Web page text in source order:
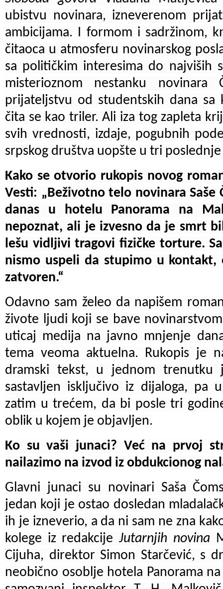
ubistvu novinara, izneverenom
ambicijama. I formom i sadržinom,
čitaoca u atmosferu novinarskog
sa političkim interesima do najviših
misterioznom nestanku novinara
prijateljstvu od studentskih dana sa
čita se kao triler. Ali iza tog zapleta
svih vrednosti, izdaje, pogubnih
srpskog društva uopšte u tri
Kako se otvorio rukopis novog
Vesti: „Beživotno telo novinara Saše
danas u hotelu Panorama na
nepoznat, ali je izvesno da je smrt
lešu vidljivi tragovi fizičke torture.
nismo uspeli da stupimo u
zatvoren.“
Odavno sam želeo da napišem
živote ljudi koji se bave
uticaj medija na javno mnjenje
tema veoma aktuelna. Rukopis je
dramski tekst, u jednom trenutku
sastavljen isključivo iz dijaloga, pa
zatim u trećem, da bi posle tri
oblik u kojem je objavljen.
Ko su vaši junaci? Već na prvoj
nailazimo na izvod iz obdukcionog
Glavni junaci su novinari Saša
jedan koji je ostao dosledan
ih je izneverio, a da ni sam ne zna
kolege iz redakcijeJutarnjih novina
Cijuha, direktor Simon Starčević, s
neobično osoblje hotela Panorama